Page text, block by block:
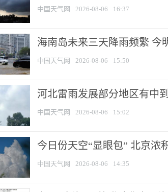
中国天气网 2026-08-06 16:37
海南岛未来三天降雨频繁 今
中国天气网 2026-08-06 15:50
河北雷雨发展部分地区有中
中国天气网 2026-08-06 15:02
今日份天空“显眼包” 北京浓
中国天气网 2026-08-06 14:35